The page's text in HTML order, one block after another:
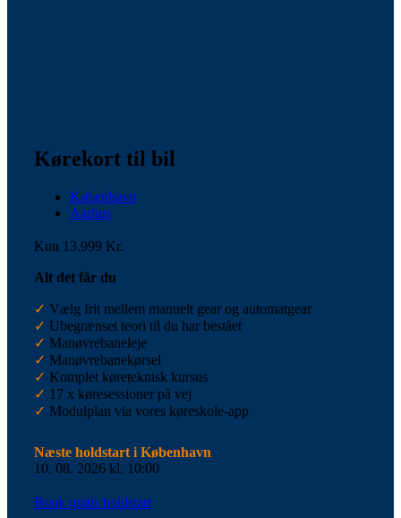
Kørekort til bil
København
Aarhus
Kun 13.999 Kr.
Alt det får du
✓ Vælg frit mellem manuelt gear og automatgear
✓ Ubegrænset teori til du har bestået
✓ Manøvrebaneleje
✓ Manøvrebanekørsel
✓ Komplet køreteknisk kursus
✓ 17 x køresessioner på vej
✓ Modulplan via vores køreskole-app
Næste holdstart i København
10. 08. 2026 kl. 10:00
Book gratis holdstart